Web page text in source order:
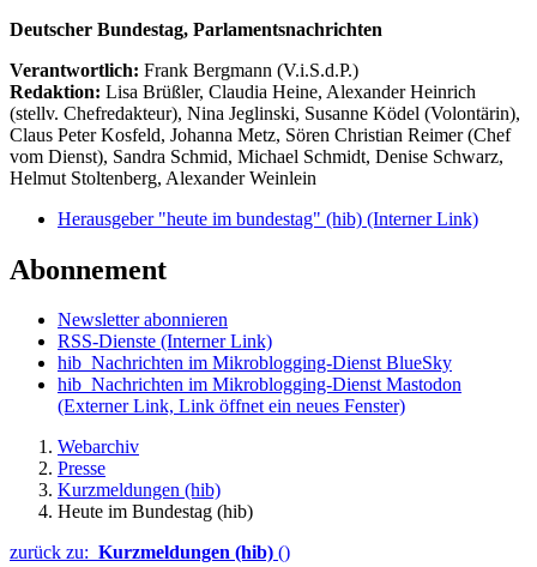
Deutscher Bundestag, Parlamentsnachrichten
Verantwortlich: Frank Bergmann (V.i.S.d.P.)
Redaktion: Lisa Brüßler, Claudia Heine, Alexander Heinrich
(stellv. Chefredakteur), Nina Jeglinski, Susanne Ködel (Volontärin),
Claus Peter Kosfeld, Johanna Metz, Sören Christian Reimer (Chef
vom Dienst), Sandra Schmid, Michael Schmidt, Denise Schwarz,
Helmut Stoltenberg, Alexander Weinlein
Herausgeber "heute im bundestag" (hib) (Interner Link)
Abonnement
Newsletter abonnieren
RSS-Dienste (Interner Link)
hib_Nachrichten im Mikroblogging-Dienst BlueSky
hib_Nachrichten im Mikroblogging-Dienst Mastodon
(Externer Link, Link öffnet ein neues Fenster)
Webarchiv
Presse
Kurzmeldungen (hib)
Heute im Bundestag (hib)
zurück zu: Kurzmeldungen (hib) ()